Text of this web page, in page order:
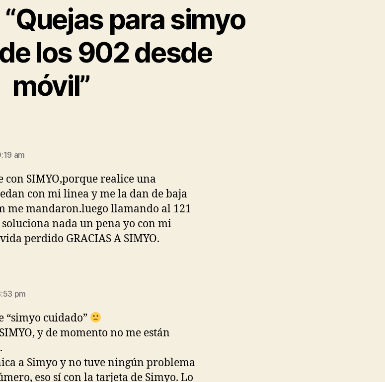
para simyo
los 902 desde
móvil”
am
con SIMYO,porque realice una
con mi linea y me la dan de baja
me mandaron.luego llamando al 121
nada un pena yo con mi
perdido GRACIAS A SIMYO.
pm
“simyo cuidado”
y de momento no me están
a Simyo y no tuve ningún problema
eso sí con la tarjeta de Simyo. Lo